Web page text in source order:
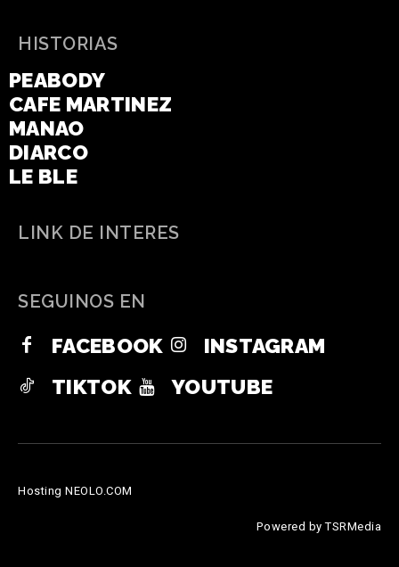
HISTORIAS
PEABODY
CAFE MARTINEZ
MANAO
DIARCO
LE BLE
LINK DE INTERES
SEGUINOS EN
FACEBOOK
INSTAGRAM
TIKTOK
YOUTUBE
Hosting NEOLO.COM
Powered by TSRMedia